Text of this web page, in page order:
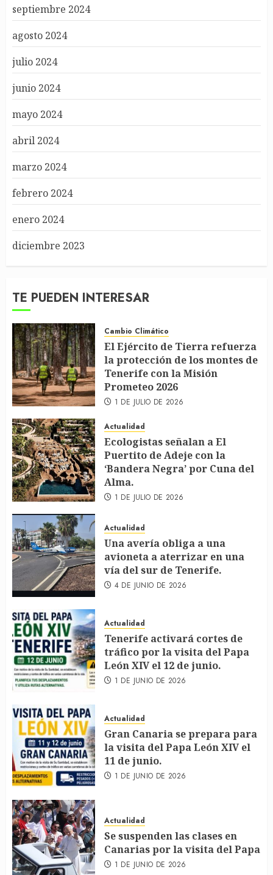
septiembre 2024
agosto 2024
julio 2024
junio 2024
mayo 2024
abril 2024
marzo 2024
febrero 2024
enero 2024
diciembre 2023
TE PUEDEN INTERESAR
Cambio Climático
El Ejército de Tierra refuerza
la protección de los montes de
Tenerife con la Misión
Prometeo 2026
1 DE JULIO DE 2026
Actualidad
Ecologistas señalan a El
Puertito de Adeje con la
‘Bandera Negra’ por Cuna del
Alma.
1 DE JULIO DE 2026
Actualidad
Una avería obliga a una
avioneta a aterrizar en una
vía del sur de Tenerife.
4 DE JUNIO DE 2026
Actualidad
Tenerife activará cortes de
tráfico por la visita del Papa
León XIV el 12 de junio.
1 DE JUNIO DE 2026
Actualidad
Gran Canaria se prepara para
la visita del Papa León XIV el
11 de junio.
1 DE JUNIO DE 2026
Actualidad
Se suspenden las clases en
Canarias por la visita del Papa
1 DE JUNIO DE 2026